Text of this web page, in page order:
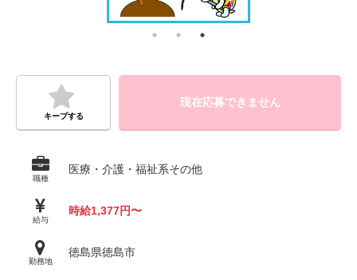
キープする
現在応募できません
職種
医療・介護・福祉系その他
給与
時給1,377円〜
勤務地
徳島県徳島市